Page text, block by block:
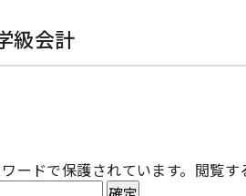
級会計
ードで保護されています。閲覧